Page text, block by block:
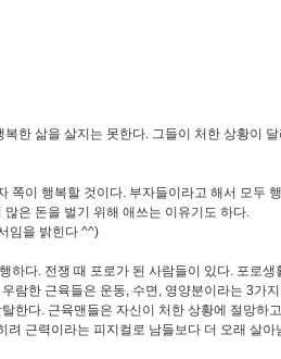
한 삶을 살지는 못한다. 그들이 처한 상황이 달
쪽이 행복할 것이다. 부자들이라고 해서 모두
은 돈을 벌기 위해 애쓰는 이유기도 하다.
임을 밝힌다 ^^)
하다. 전쟁 때 포로가 된 사람들이 있다. 포로생
람한 근육들은 운동, 수면, 영양분이라는 3가
한다. 근육맨들은 자신이 처한 상황에 절망하
근력이라는 피지컬로 남들보다 더 오래 살아